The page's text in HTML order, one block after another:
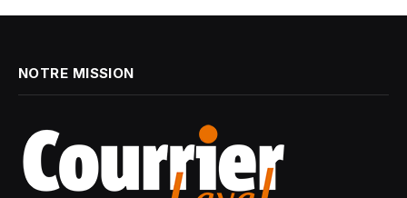
NOTRE MISSION